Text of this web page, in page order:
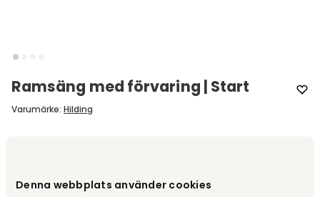
Denna webbplats använder cookies
Ramsäng med förvaring | Start
Varumärke: Hilding
Gör dina val